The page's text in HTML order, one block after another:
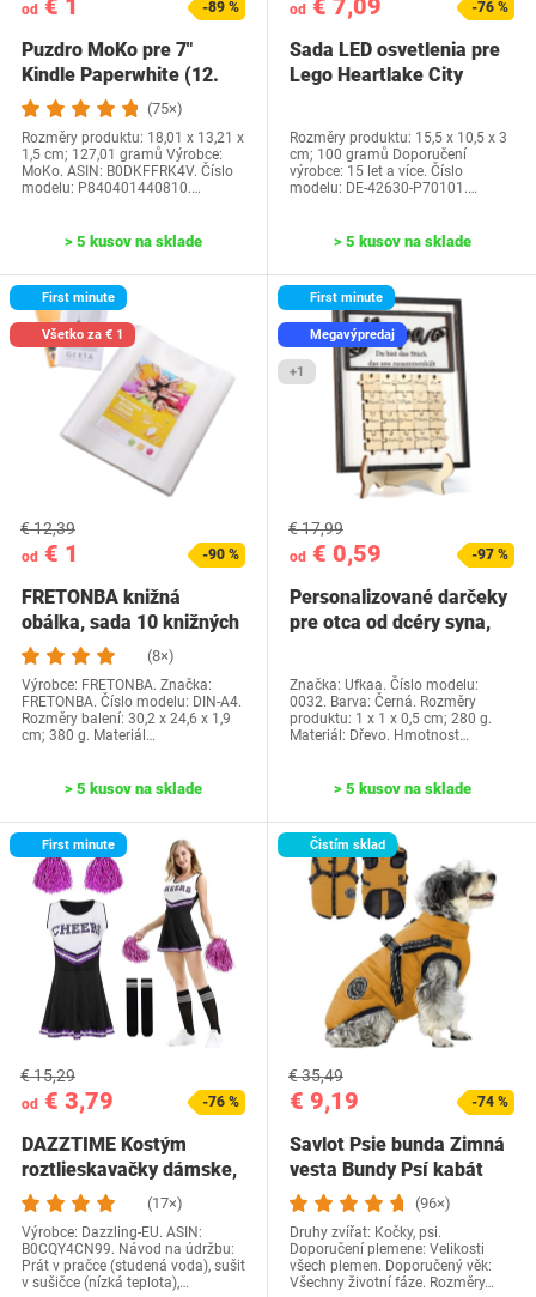
od € 1 -89 %
Puzdro MoKo pre 7"
Kindle Paperwhite (12.
generácia-2024) a…
(75×)
Rozměry produktu: 18,01 x 13,21 x
1,5 cm; 127,01 gramů Výrobce:
MoKo. ASIN: B0DKFFRK4V. Číslo
modelu: P840401440810.…
> 5 kusov na sklade
od € 7,09 -76 %
Sada LED osvetlenia pre
Lego Heartlake City
Rozměry produktu: 15,5 x 10,5 x 3
cm; 100 gramů Doporučení
výrobce: 15 let a více. Číslo
modelu: DE-42630-P70101.…
> 5 kusov na sklade
First minute
Všetko za € 1
od € 1
€ 12,39
-90 %
FRETONBA knižná
obálka, sada 10 knižných
dosiek, priehľadné…
(8×)
Výrobce: FRETONBA. Značka:
FRETONBA. Číslo modelu: DIN-A4.
Rozměry balení: 30,2 x 24,6 x 1,9
cm; 380 g. Materiál…
> 5 kusov na sklade
First minute
Megavýpredaj
+1
od € 0,59
€ 17,99
-97 %
Personalizované darčeky
pre otca od dcéry syna,
Značka: Ufkaa. Číslo modelu:
0032. Barva: Černá. Rozměry
produktu: 1 x 1 x 0,5 cm; 280 g.
Materiál: Dřevo. Hmotnost…
> 5 kusov na sklade
First minute
od € 3,79
€ 15,29
-76 %
DAZZTIME Kostým
roztlieskavačky dámske,
kostým…
(17×)
Výrobce: Dazzling-EU. ASIN:
B0CQY4CN99. Návod na údržbu:
Prát v pračce (studená voda), sušit
v sušičce (nízká teplota),…
Čistím sklad
€ 9,19
€ 35,49
-74 %
Savlot Psie bunda Zimná
vesta Bundy Psí kabát
Psí sveter…
(96×)
Druhy zvířat: Kočky, psi.
Doporučení plemene: Velikosti
všech plemen. Doporučený věk:
Všechny životní fáze. Rozměry…